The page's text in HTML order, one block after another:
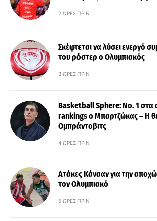
2 ΏΡΕΣ ΠΡΙΝ
Σκέφτεται να λύσει ενεργό
του ρόστερ ο Ολυμπιακός
3 ΏΡΕΣ ΠΡΙΝ
Basketball Sphere: No. 1 στα
rankings ο Μπαρτζώκας – Η
Ομπράντοβιτς
4 ΏΡΕΣ ΠΡΙΝ
Ατάκες Κάνααν για την
τον Ολυμπιακό
5 ΏΡΕΣ ΠΡΙΝ